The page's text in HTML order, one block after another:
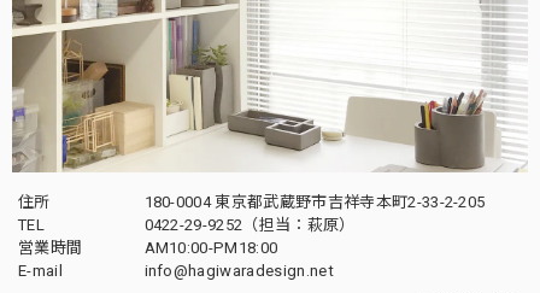
住所
180-0004 東京都武蔵野市吉祥寺本町2-33-2-205
TEL
0422-29-9252（担当：萩原）
営業時間
AM10:00-PM18:00
E-mail
info@hagiwaradesign.net